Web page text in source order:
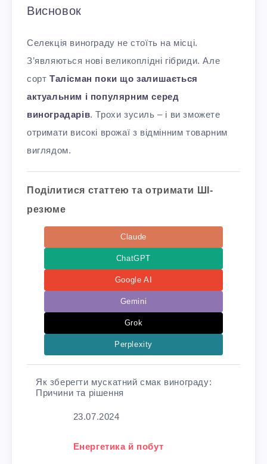
Висновок
Селекція винограду не стоїть на місці.
З’являються нові великоплідні гібриди. Але
сорт Талісман поки що залишається
актуальним і популярним серед
виноградарів. Трохи зусиль – і ви зможете
отримати високі врожаї з відмінним товарним
виглядом.
Поділитися статтею та отримати ШІ-
резюме
Claude
ChatGPT
Google AI
Gemini
Grok
Perplexity
Як зберегти мускатний смак винограду:
Причини та рішення
23.07.2024
У зв'язку з тим, що
Енергетика й побут